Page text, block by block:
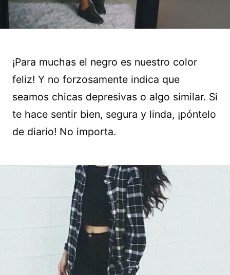
¡Para muchas el negro es nuestro color
feliz! Y no forzosamente indica que
seamos chicas depresivas o algo similar. Si
te hace sentir bien, segura y linda, ¡póntelo
de diario! No importa.